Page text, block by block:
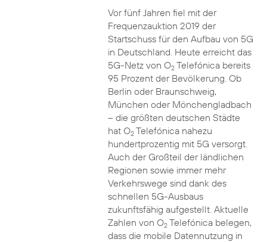
Vor fünf Jahren fiel mit der
Frequenzauktion 2019 der
Startschuss für den Aufbau von 5G
in Deutschland. Heute erreicht das
5G-Netz von O2Telefónica bereits
95 Prozent der Bevölkerung. Ob
Berlin oder Braunschweig,
München oder Mönchengladbach
– die größten deutschen Städte
hat O2Telefónica nahezu
hundertprozentig mit 5G versorgt.
Auch der Großteil der ländlichen
Regionen sowie immer mehr
Verkehrswege sind dank des
schnellen 5G-Ausbaus
zukunftsfähig aufgestellt. Aktuelle
Zahlen von O2Telefónica belegen,
dass die mobile Datennutzung in